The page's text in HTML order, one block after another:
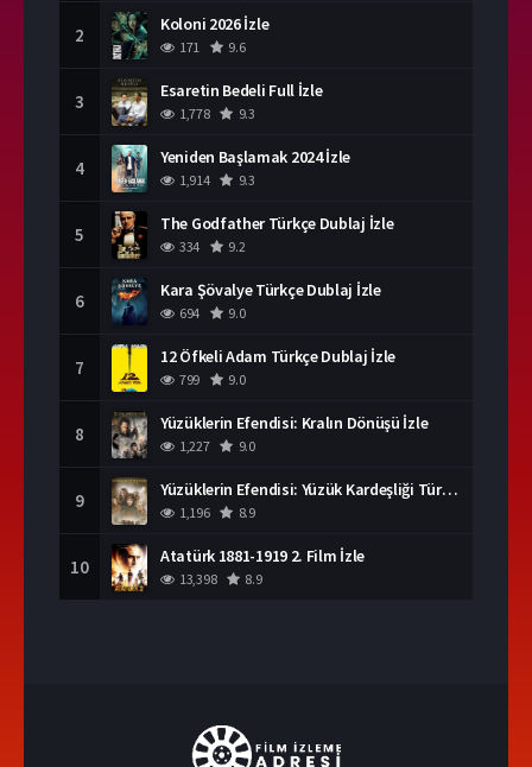
2 Koloni 2026 İzle
171 9.6
3 Esaretin Bedeli Full İzle
1,778 9.3
4 Yeniden Başlamak 2024 İzle
1,914 9.3
5 The Godfather Türkçe Dublaj İzle
334 9.2
6 Kara Şövalye Türkçe Dublaj İzle
694 9.0
7 12 Öfkeli Adam Türkçe Dublaj İzle
799 9.0
8 Yüzüklerin Efendisi: Kralın Dönüşü İzle
1,227 9.0
9 Yüzüklerin Efendisi: Yüzük Kardeşliği Türkçe Dublaj İzle
1,196 8.9
10 Atatürk 1881-1919 2. Film İzle
13,398 8.9